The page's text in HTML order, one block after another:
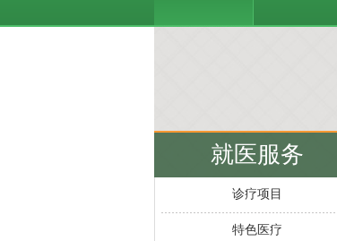
就医服务
诊疗项目
特色医疗